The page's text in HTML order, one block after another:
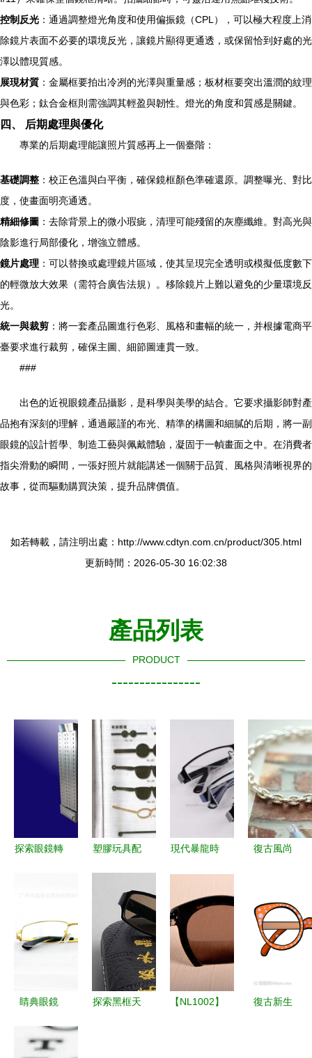
控制反光 ：通過調整燈光角度和使用偏振鏡（CPL），可以極大程度上消
除鏡片表面不必要的環境反光，讓鏡片顯得更通透，或保留恰到好處的光
澤以體現質感。
展現材質 ：金屬框要拍出冷冽的光澤與重量感；板材框要突出溫潤的紋理
與色彩；鈦合金框則需強調其輕盈與韌性。燈光的角度和質感是關鍵。
四、 后期處理與優化
專業的后期處理能讓照片質感再上一個臺階：
基礎調整 ：校正色溫與白平衡，確保鏡框顏色準確還原。調整曝光、對比
度，使畫面明亮通透。
精細修圖 ：去除背景上的微小瑕疵，清理可能殘留的灰塵纖維。對高光與
陰影進行局部優化，增強立體感。
鏡片處理 ：可以替換或處理鏡片區域，使其呈現完全透明或模擬低度數下
的輕微放大效果（需符合廣告法規）。移除鏡片上難以避免的少量環境反
光。
統一與裁剪 ：將一套產品圖進行色彩、風格和畫幅的統一，并根據電商平
臺要求進行裁剪，確保主圖、細節圖連貫一致。
###
出色的近視眼鏡產品攝影，是科學與美學的結合。它要求攝影師對產
品抱有深刻的理解，通過嚴謹的布光、精準的構圖和細膩的后期，將一副
眼鏡的設計哲學、制造工藝與佩戴體驗，凝固于一幀畫面之中。在消費者
指尖滑動的瞬間，一張好照片就能講述一個關于品質、風格與清晰視界的
故事，從而驅動購買決策，提升品牌價值。
如若轉載，請注明出處：http://www.cdtyn.com.cn/product/305.html
更新時間：2026-05-30 16:02:38
產品列表
PRODUCT
----------------
探索眼鏡轉
塑膠玩具配
玩具到創意
眼鏡的跨界
應用
現代暴龍時
色可選，低
價批發的商
務與文教良
伴
復古風尚
太陽鏡全方
位解析
睛典眼鏡
鈦眼鏡，定
探索黑框天
【NL1002】
復古新生